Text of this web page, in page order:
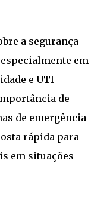
a segurança
em
e UTI
de
de emergência
rápida para
em situações